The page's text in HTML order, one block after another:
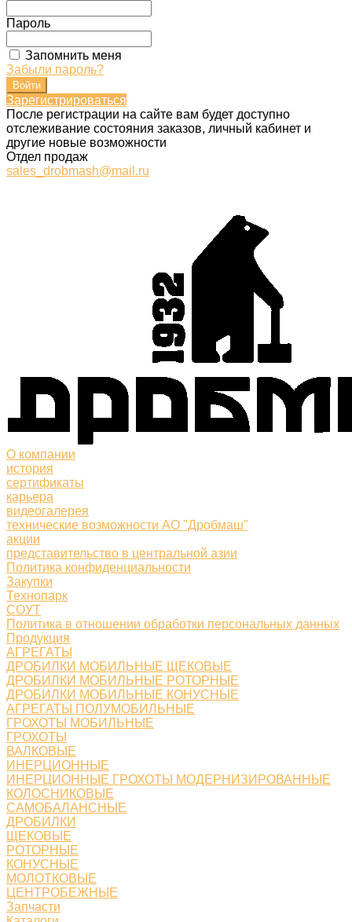
Пароль
Запомнить меня
Забыли пароль?
Зарегистрироваться
После регистрации на сайте вам будет доступно
отслеживание состояния заказов, личный кабинет и
другие новые возможности
Отдел продаж
sales_drobmash@mail.ru
О компании
история
сертификаты
карьера
видеогалерея
технические возможности АО "Дробмаш"
акции
представительство в центральной азии
Политика конфиденциальности
Закупки
Технопарк
СОУТ
Политика в отношении обработки персональных данных
Продукция
АГРЕГАТЫ
ДРОБИЛКИ МОБИЛЬНЫЕ ЩЕКОВЫЕ
ДРОБИЛКИ МОБИЛЬНЫЕ РОТОРНЫЕ
ДРОБИЛКИ МОБИЛЬНЫЕ КОНУСНЫЕ
АГРЕГАТЫ ПОЛУМОБИЛЬНЫЕ
ГРОХОТЫ МОБИЛЬНЫЕ
ГРОХОТЫ
ВАЛКОВЫЕ
ИНЕРЦИОННЫЕ
ИНЕРЦИОННЫЕ ГРОХОТЫ МОДЕРНИЗИРОВАННЫЕ
КОЛОСНИКОВЫЕ
САМОБАЛАНСНЫЕ
ДРОБИЛКИ
ЩЕКОВЫЕ
РОТОРНЫЕ
КОНУСНЫЕ
МОЛОТКОВЫЕ
ЦЕНТРОБЕЖНЫЕ
Запчасти